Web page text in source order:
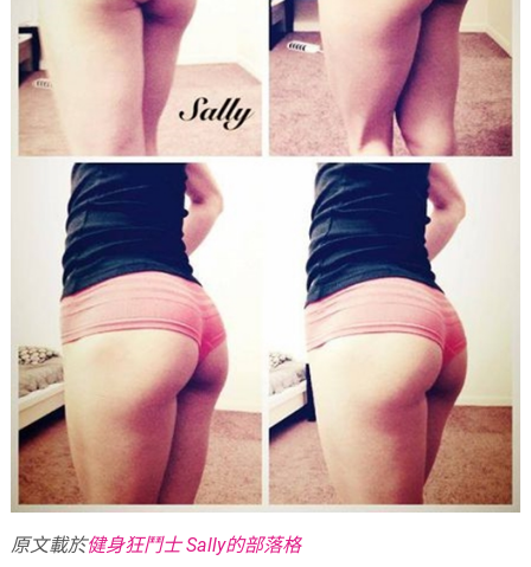
原文載於健身狂鬥士 Sally的部落格